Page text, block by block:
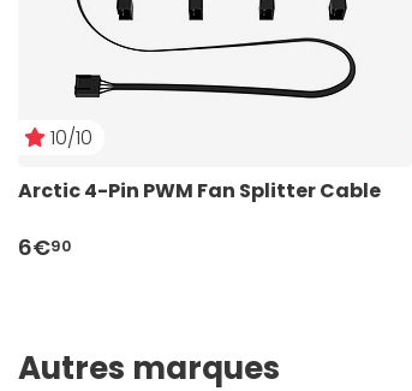
10/10
Arctic 4-Pin PWM Fan Splitter Cable
6€90
Autres marques